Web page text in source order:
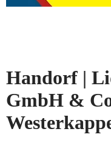
Handorf |
GmbH &